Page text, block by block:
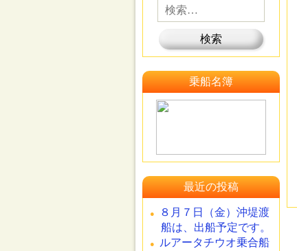
乗船名簿
最近の投稿
８月７日（金）沖堤渡
船は、出船予定です。
ルアータチウオ乗合船